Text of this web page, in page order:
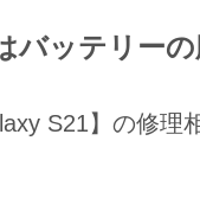
バッテリー
S21】の修理